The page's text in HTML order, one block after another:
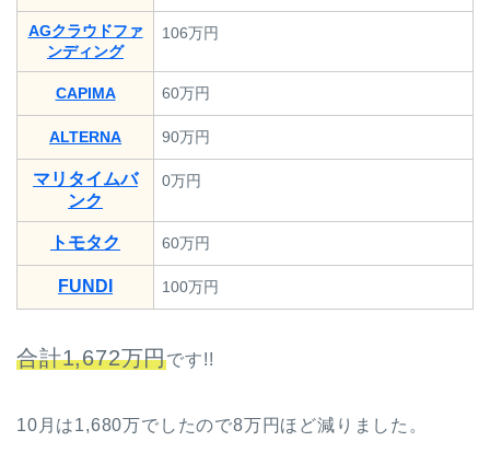
AGクラウドファ
ンディング
106万円
CAPIMA 60万円
ALTERNA 90万円
マリタイムバ
ンク
0万円
トモタク 60万円
FUNDI 100万円
合計1,672万円です!!
10月は1,680万でしたので8万円ほど減りました。